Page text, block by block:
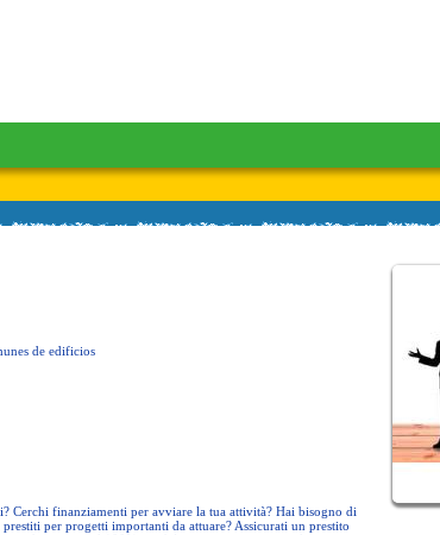
de edificios
Cerchi finanziamenti per avviare la tua attività? Hai bisogno di
per progetti importanti da attuare? Assicurati un prestito